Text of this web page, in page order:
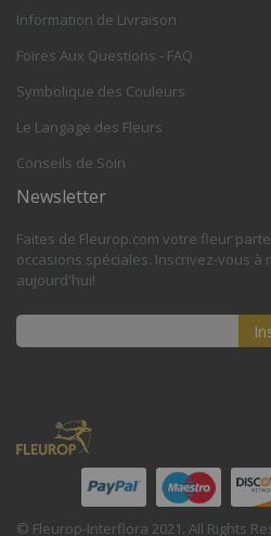
Information de Livraison
Foires Aux Questions - FAQ
Symbolique des Couleurs
Le Langage des Fleurs
Conseils de Soin
Newsletter
Faites de Fleurop.com votre fleur
occasions spéciales. Inscrivez-vous à
aujourd'hui!
lettre
d’information
© Fleurop-Interflora 2021. All Rights